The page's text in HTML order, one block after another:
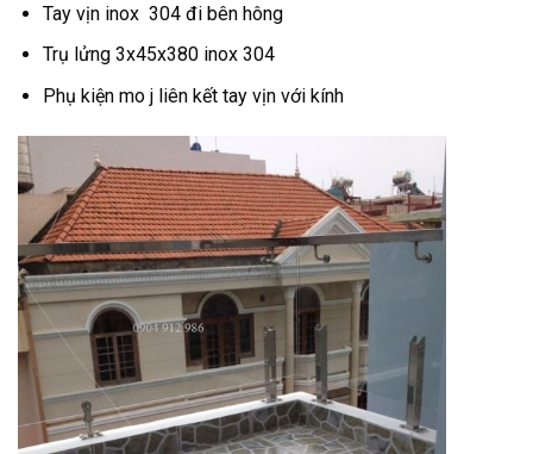
Tay vịn inox 304 đi bên hông
Trụ lửng 3x45x380 inox 304
Phụ kiện mo j liên kết tay vịn với kính